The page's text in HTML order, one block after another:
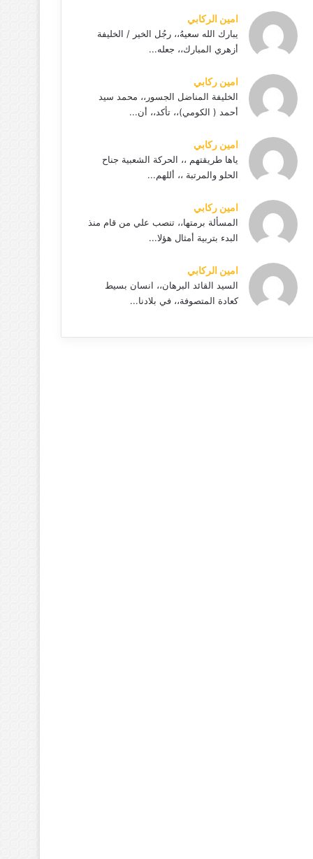
امين الركابي
يبارك الله سعيهُ،، رجُل الخير / الخليفة
أزهري المبارك،، جعله...
امين ركابي
الخليفة المناضل الجسور،، محمد سيد
أحمد ( الكومي)،، تأكد،، أن...
امين ركابي
ياها طريقتهم ،، الحركة الشعبية جناح
الحلو والمرتبة ،، أللهم...
امين ركابي
المسألة برمتها،، تنصب علي من قام منذ
البدء بتربية أمثال هؤلا...
امين الركابي
السيد القائد البرهان،، انسان بسيط
كعادة المتصوفة،، في بلادنا...